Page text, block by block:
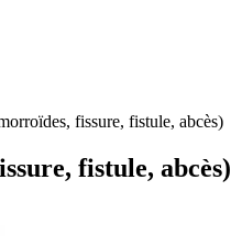
fissure, fistule, abcès)
fistule, abcès)